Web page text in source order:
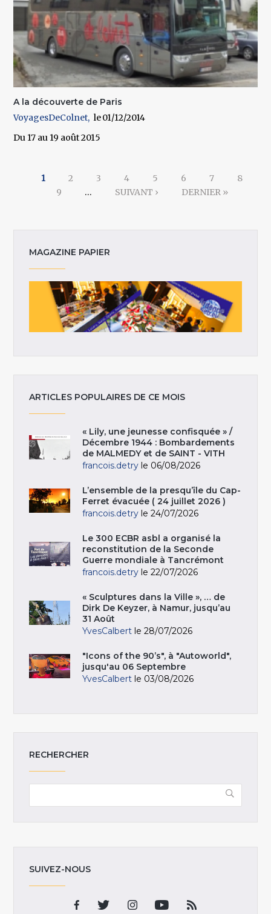
A la découverte de Paris
VoyagesDeColnet
01/12/2014
Du 17 au 19 août 2015
1 2 3 4 5 6 7
8
9
… SUIVANT › DERNIER »
MAGAZINE PAPIER
ARTICLES POPULAIRES DE CE MOIS
« Lily, une jeunesse confisquée » /
Décembre 1944 : Bombardements
de MALMEDY et de SAINT - VITH
francois.detry le 06/08/2026
L’ensemble de la presqu’île du Cap-
Ferret évacuée ( 24 juillet 2026 )
francois.detry le 24/07/2026
Le 300 ECBR asbl a organisé la
reconstitution de la Seconde
Guerre mondiale à Tancrémont
francois.detry le 22/07/2026
« Sculptures dans la Ville », … de
Dirk De Keyzer, à Namur, jusqu’au
31 Août
YvesCalbert le 28/07/2026
"Icons of the 90’s", à "Autoworld",
jusqu'au 06 Septembre
YvesCalbert le 03/08/2026
RECHERCHER
SUIVEZ-NOUS